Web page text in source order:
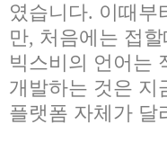
였습니다. 이때부
만, 처음에는 접
빅스비의 언어는
개발하는 것은 지
플랫폼 자체가 달